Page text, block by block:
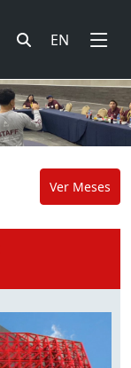
EN
Ver Meses